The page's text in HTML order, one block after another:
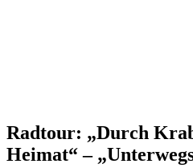
Radtour: „Durch
Heimat“ –